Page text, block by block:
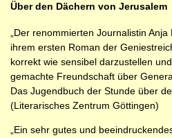
Über den Dächern von Jerusalem
„Der renommierten Journalistin
ihrem ersten Roman der
korrekt wie sensibel darzustellen
gemachte Freundschaft über
Das Jugendbuch der Stunde über
(Literarisches Zentrum Göttingen)
„Ein sehr gutes und